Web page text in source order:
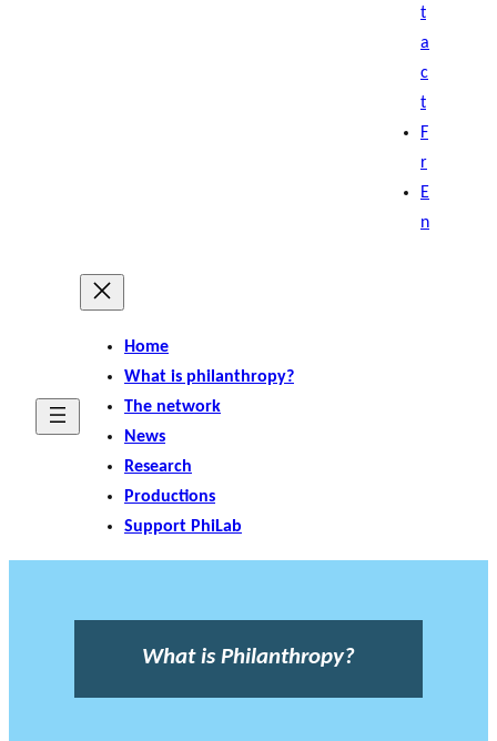
t
a
c
t
F
r
E
n
Home
What is philanthropy?
The network
News
Research
Productions
Support PhiLab
What is Philanthropy?